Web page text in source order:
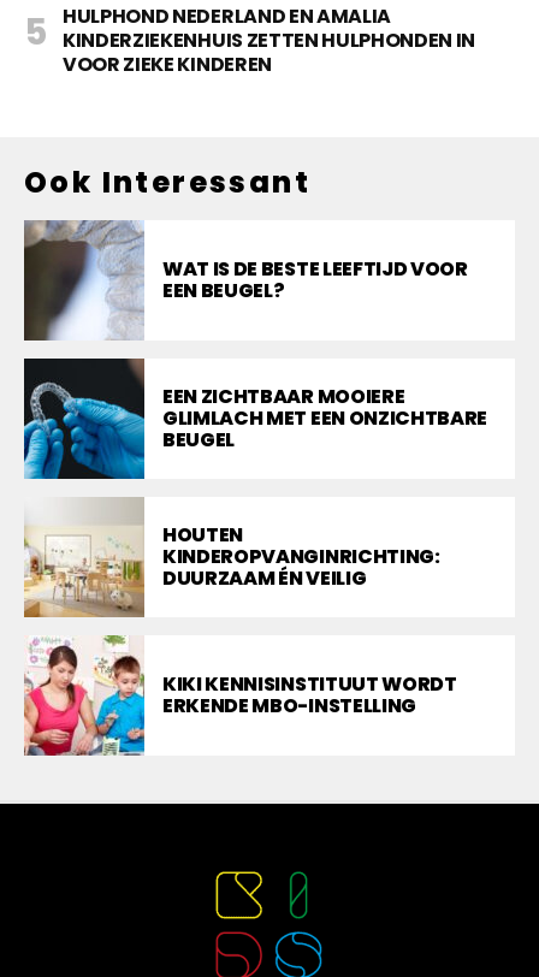
HULPHOND NEDERLAND EN AMALIA
KINDERZIEKENHUIS ZETTEN HULPHONDEN IN
VOOR ZIEKE KINDEREN
Ook Interessant
WAT IS DE BESTE LEEFTIJD VOOR
EEN BEUGEL?
EEN ZICHTBAAR MOOIERE
GLIMLACH MET EEN ONZICHTBARE
BEUGEL
HOUTEN
KINDEROPVANGINRICHTING:
DUURZAAM ÉN VEILIG
KIKI KENNISINSTITUUT WORDT
ERKENDE MBO-INSTELLING